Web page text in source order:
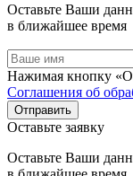
Оставьте Ваши
в ближайшее время
Нажимая кнопку
Соглашения об
Отправить
Оставьте заявку
Оставьте Ваши